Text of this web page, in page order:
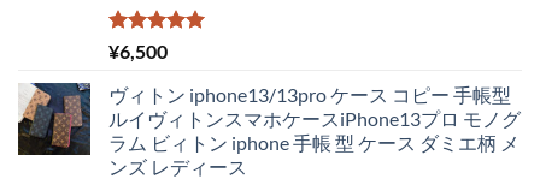
5段階中
5.00
¥6,500
ヴィトン iphone13/13pro ケース コピー 手帳型
ルイヴィトンスマホケースiPhone13プロ モノグ
ラム ビィトン iphone 手帳 型 ケース ダミエ柄 メ
ンズ レディース